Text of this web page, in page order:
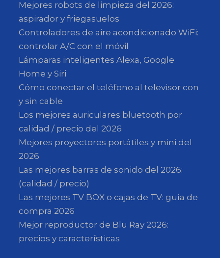
Mejores robots de limpieza del 2026:
aspirador y friegasuelos
Controladores de aire acondicionado WiFi:
controlar A/C con el móvil
Lámparas inteligentes Alexa, Google
Home y Siri
Cómo conectar el teléfono al televisor con
y sin cable
Los mejores auriculares bluetooth por
calidad / precio del 2026
Mejores proyectores portátiles y mini del
2026
Las mejores barras de sonido del 2026:
(calidad / precio)
Las mejores TV BOX o cajas de TV: guía de
compra 2026
Mejor reproductor de Blu Ray 2026:
precios y características